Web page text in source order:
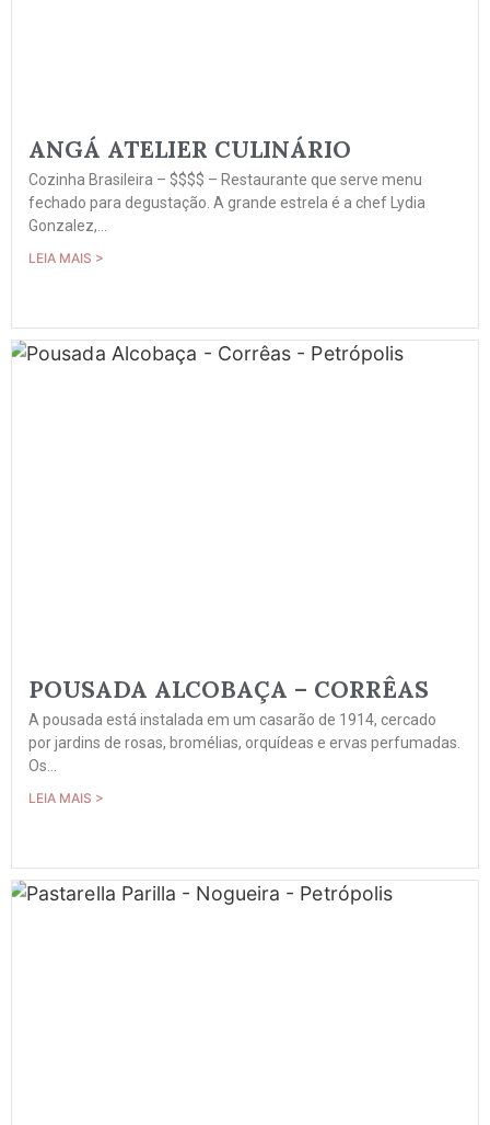
ANGÁ ATELIER CULINÁRIO
Cozinha Brasileira – $$$$ – Restaurante que serve menu
fechado para degustação. A grande estrela é a chef Lydia
Gonzalez,...
LEIA MAIS >
POUSADA ALCOBAÇA – CORRÊAS
A pousada está instalada em um casarão de 1914, cercado
por jardins de rosas, bromélias, orquídeas e ervas perfumadas.
Os...
LEIA MAIS >